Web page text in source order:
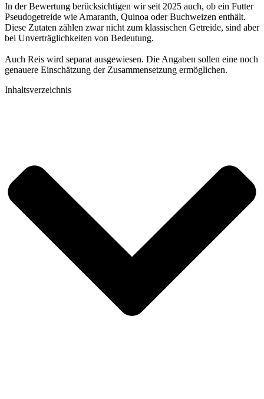
In der Bewertung berücksichtigen wir seit 2025 auch, ob ein Futter
Pseudogetreide wie Amaranth, Quinoa oder Buchweizen enthält.
Diese Zutaten zählen zwar nicht zum klassischen Getreide, sind aber
bei Unverträglichkeiten von Bedeutung.
Auch Reis wird separat ausgewiesen. Die Angaben sollen eine noch
genauere Einschätzung der Zusammensetzung ermöglichen.
Inhaltsverzeichnis​